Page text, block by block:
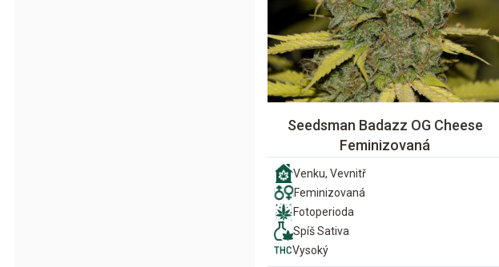
Seedsman Badazz OG Cheese
Feminizovaná
Venku, Vevnitř
Feminizovaná
Fotoperioda
Spíš Sativa
Vysoký